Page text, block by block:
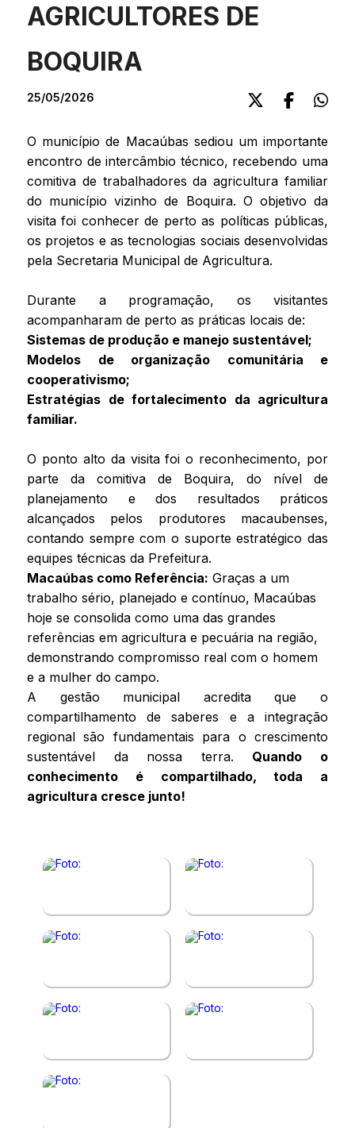
AGRICULTORES DE
BOQUIRA
25/05/2026
O município de Macaúbas sediou um importante
encontro de intercâmbio técnico, recebendo uma
comitiva de trabalhadores da agricultura familiar
do município vizinho de Boquira. O objetivo da
visita foi conhecer de perto as políticas públicas,
os projetos e as tecnologias sociais desenvolvidas
pela Secretaria Municipal de Agricultura.
Durante a programação, os visitantes
acompanharam de perto as práticas locais de:
Sistemas de produção e manejo sustentável;
Modelos de organização comunitária e
cooperativismo;
Estratégias de fortalecimento da agricultura
familiar.
O ponto alto da visita foi o reconhecimento, por
parte da comitiva de Boquira, do nível de
planejamento e dos resultados práticos
alcançados pelos produtores macaubenses,
contando sempre com o suporte estratégico das
equipes técnicas da Prefeitura.
Macaúbas como Referência: Graças a um
trabalho sério, planejado e contínuo, Macaúbas
hoje se consolida como uma das grandes
referências em agricultura e pecuária na região,
demonstrando compromisso real com o homem
e a mulher do campo.
A gestão municipal acredita que o
compartilhamento de saberes e a integração
regional são fundamentais para o crescimento
sustentável da nossa terra. Quando o
conhecimento é compartilhado, toda a
agricultura cresce junto!